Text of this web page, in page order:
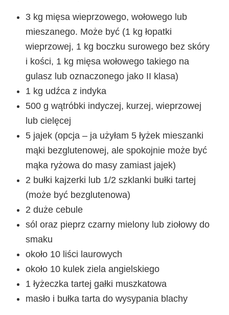
3 kg mięsa wieprzowego, wołowego lub
mieszanego. Może być (1 kg łopatki
wieprzowej, 1 kg boczku surowego bez skóry
i kości, 1 kg mięsa wołowego takiego na
gulasz lub oznaczonego jako II klasa)
1 kg udźca z indyka
500 g wątróbki indyczej, kurzej, wieprzowej
lub cielęcej
5 jajek (opcja – ja użyłam 5 łyżek mieszanki
mąki bezglutenowej, ale spokojnie może być
mąka ryżowa do masy zamiast jajek)
2 bułki kajzerki lub 1/2 szklanki bułki tartej
(może być bezglutenowa)
2 duże cebule
sól oraz pieprz czarny mielony lub ziołowy do
smaku
około 10 liści laurowych
około 10 kulek ziela angielskiego
1 łyżeczka tartej gałki muszkatowa
masło i bułka tarta do wysypania blachy